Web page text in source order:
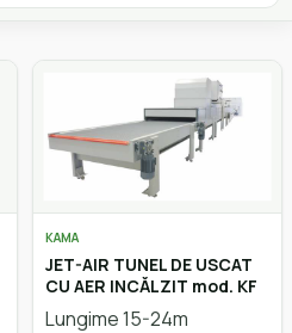
KAMA
JET-AIR TUNEL DE USCAT
CU AER INCĂLZIT mod. KF
Lungime 15-24m